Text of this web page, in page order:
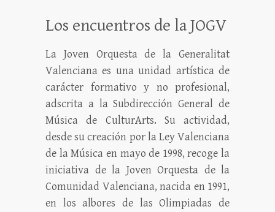
Los encuentros de la JOGV
La Joven Orquesta de la Generalitat
Valenciana es una unidad artística de
carácter formativo y no profesional,
adscrita a la Subdirección General de
Música de CulturArts. Su actividad,
desde su creación por la Ley Valenciana
de la Música en mayo de 1998, recoge la
iniciativa de la Joven Orquesta de la
Comunidad Valenciana, nacida en 1991,
en los albores de las Olimpiadas de